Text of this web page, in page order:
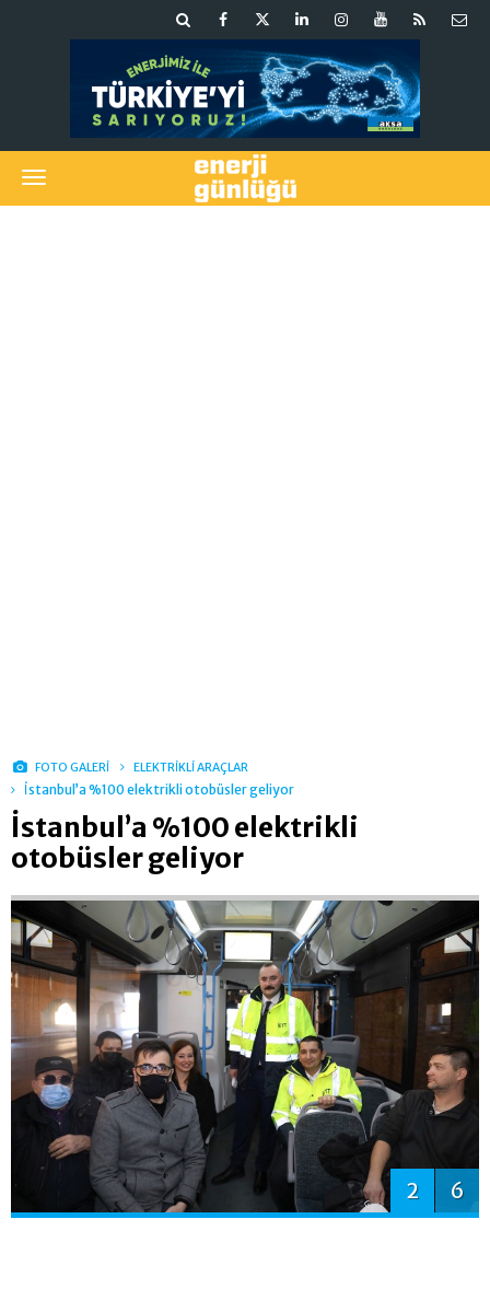
FOTO GALERİ ELEKTRİKLİ ARAÇLAR
İstanbul’a %100 elektrikli otobüsler geliyor
İstanbul’a %100 elektrikli
otobüsler geliyor
2 6